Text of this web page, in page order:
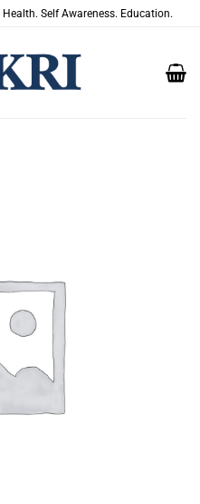
Self Awareness. Education.